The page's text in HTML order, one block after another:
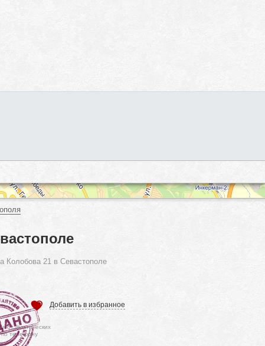
Колобова 21 в Севастополе
Добавить в избранное
от фактических
по телефону